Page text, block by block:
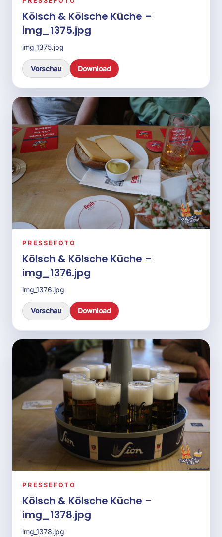
PRESSEFOTO
Kölsch & Kölsche Küche –
img_1422.jpg
img_1422.jpg
Vorschau Download
PRESSEFOTO
Kölsch & Kölsche Küche –
img_1423.jpg
Vorschau Download
PRESSEFOTO
Kölsch & Kölsche Küche –
img_1424.jpg